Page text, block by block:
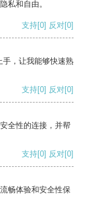
私和自由。
支持[0] 反对[0]
手，让我能够快速熟
支持[0] 反对[0]
全性的连接，并帮
支持[0] 反对[0]
畅体验和安全性保